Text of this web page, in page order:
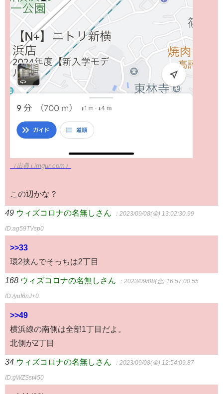
（出典 i.imgur.com）
この辺かな？
49 ウィズコロナの名無しさん ：2023/09/08(金) 13:02:30.99
ID:ag59TVsp0
>>33
環2挟んでそっちは2丁目
168 ウィズコロナの名無しさん ：2023/09/08(金) 16:57:00.55
ID:/yuI6nJ+0
>>49
横浜線の南側は全部1丁目だよ。
北側が2丁目
34 ウィズコロナの名無しさん ：2023/09/08(金) 12:54:09.87
ID:gWZSst450